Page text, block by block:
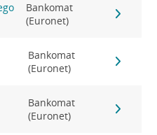
Bankomat
(Euronet)
Bankomat
(Euronet)
Bankomat
(Euronet)